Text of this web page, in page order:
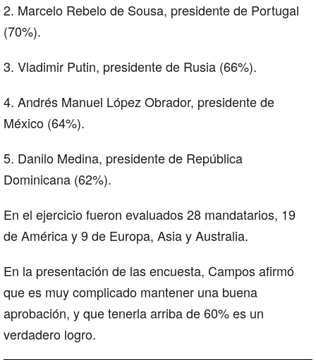
2. Marcelo Rebelo de Sousa, presidente de Portugal
(70%).
3. Vladimir Putin, presidente de Rusia (66%).
4. Andrés Manuel López Obrador, presidente de
México (64%).
5. Danilo Medina, presidente de República
Dominicana (62%).
En el ejercicio fueron evaluados 28 mandatarios, 19
de América y 9 de Europa, Asia y Australia.
En la presentación de las encuesta, Campos afirmó
que es muy complicado mantener una buena
aprobación, y que tenerla arriba de 60% es un
verdadero logro.